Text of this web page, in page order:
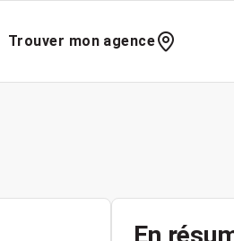
Trouver mon agence